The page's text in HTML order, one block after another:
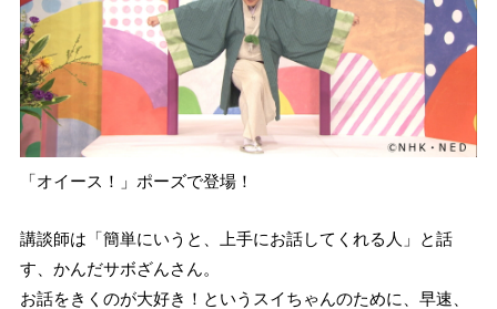
「オイース！」ポーズで登場！
講談師は「簡単にいうと、上手にお話してくれる人」と話
す、かんだサボざんさん。
お話をきくのが大好き！というスイちゃんのために、早速、